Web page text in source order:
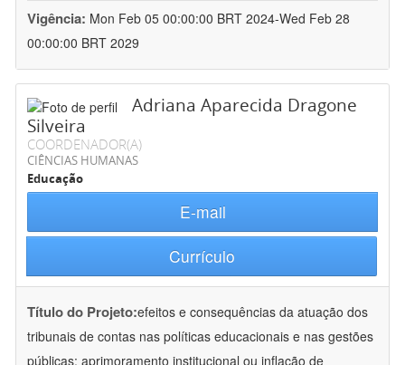
Vigência: Mon Feb 05 00:00:00 BRT 2024-Wed Feb 28
00:00:00 BRT 2029
Adriana Aparecida Dragone
Silveira
COORDENADOR(A)
CIÊNCIAS HUMANAS
Educação
E-mail
Currículo
Título do Projeto:efeitos e consequências da atuação dos
tribunais de contas nas políticas educacionais e nas gestões
públicas: aprimoramento institucional ou inflação de